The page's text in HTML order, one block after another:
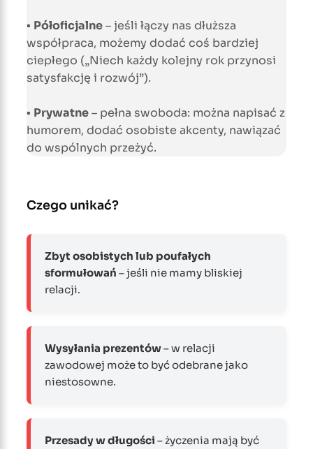
▪ Półoficjalne– jeśli łączy nas dłuższa
współpraca, możemy dodać coś bardziej
ciepłego („Niech każdy kolejny rok przynosi
satysfakcję i rozwój”).
▪ Prywatne– pełna swoboda: można napisać z
humorem, dodać osobiste akcenty, nawiązać
do wspólnych przeżyć.
Czego unikać?
Zbyt osobistych lub poufałych
sformułowań – jeśli nie mamy bliskiej
relacji.
Wysyłania prezentów– w relacji
zawodowej może to być odebrane jako
niestosowne.
Przesady w długości – życzenia mają być